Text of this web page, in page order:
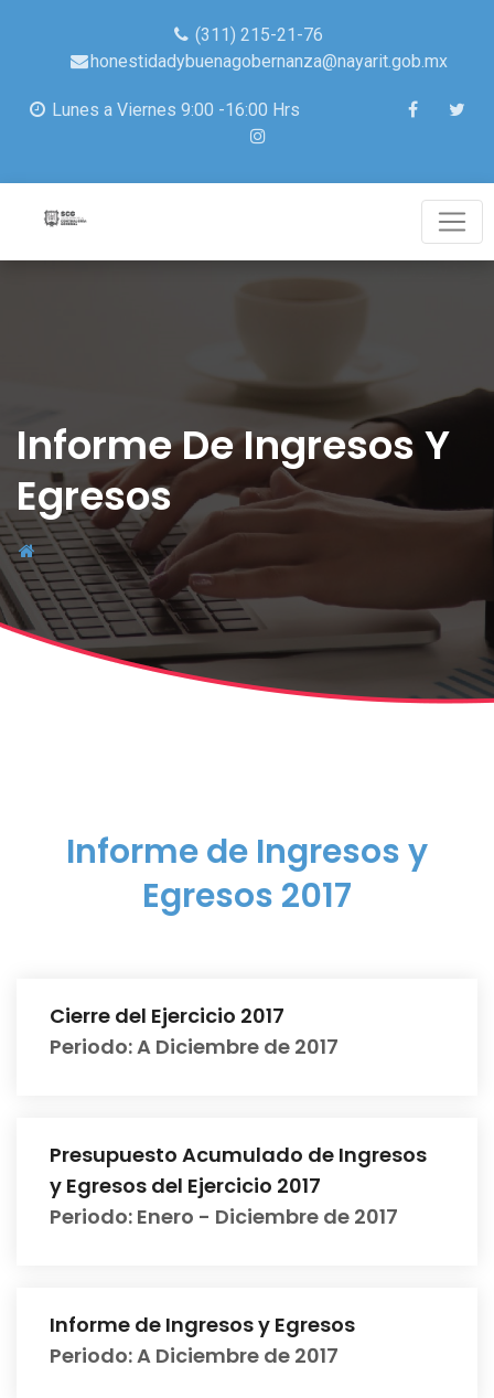
(311) 215-21-76
honestidadybuenagobernanza@nayarit.gob.mx
Lunes a Viernes 9:00 -16:00 Hrs
Informe De Ingresos Y
Egresos
Informe de Ingresos y
Egresos 2017
Cierre del Ejercicio 2017
Periodo: A Diciembre de 2017
Presupuesto Acumulado de Ingresos
y Egresos del Ejercicio 2017
Periodo: Enero - Diciembre de 2017
Informe de Ingresos y Egresos
Periodo: A Diciembre de 2017